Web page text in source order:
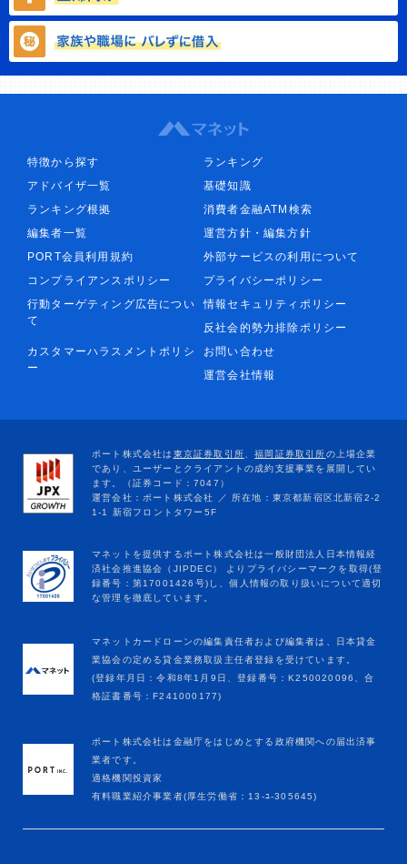
特徴から探す
ランキング
アドバイザ一覧
基礎知識
ランキング根拠
消費者金融ATM検索
編集者一覧
運営方針・編集方針
PORT会員利用規約
外部サービスの利用について
コンプライアンスポリシー
プライバシーポリシー
行動ターゲティング広告につい
て
情報セキュリティポリシー
反社会的勢力排除ポリシー
カスタマーハラスメントポリシ
ー
お問い合わせ
運営会社情報
マネットカードローンの編集責任者および編集者は、日本貸金
業協会の定める貸金業務取扱主任者登録を受けています。
(登録年月日：令和8年1月9日、登録番号：K250020096、合
格証書番号：F241000177)
ポート株式会社は金融庁をはじめとする政府機関への届出済事
業者です。
適格機関投資家
有料職業紹介事業者(厚生労働省：13-ﾕ-305645)